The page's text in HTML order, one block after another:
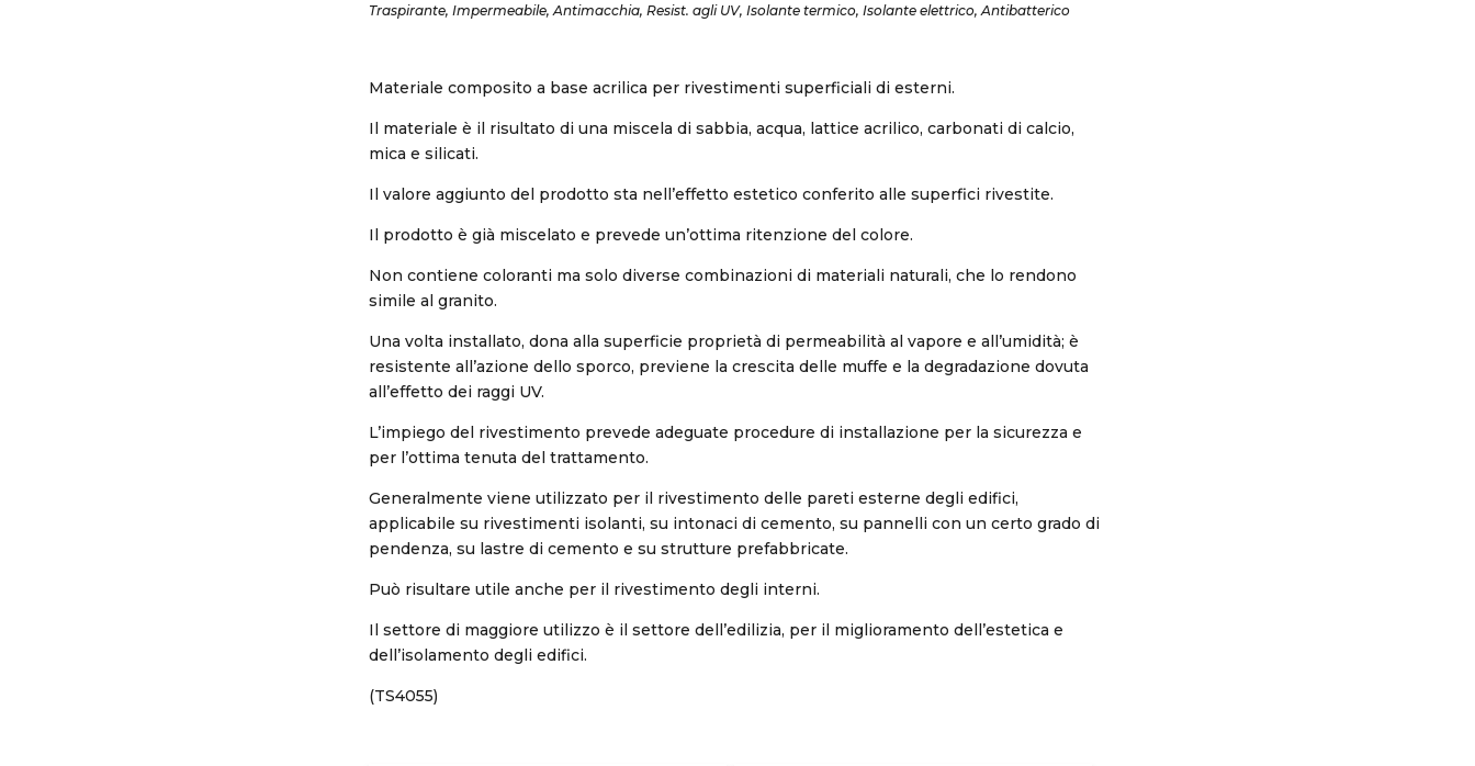
Traspirante, Impermeabile, Antimacchia, Resist. agli UV, Isolante termico, Isolante elettrico, Antibatterico
Materiale composito a base acrilica per rivestimenti superficiali di esterni.
Il materiale è il risultato di una miscela di sabbia, acqua, lattice acrilico, carbonati di calcio,
mica e silicati.
Il valore aggiunto del prodotto sta nell’effetto estetico conferito alle superfici rivestite.
Il prodotto è già miscelato e prevede un’ottima ritenzione del colore.
Non contiene coloranti ma solo diverse combinazioni di materiali naturali, che lo rendono
simile al granito.
Una volta installato, dona alla superficie proprietà di permeabilità al vapore e all’umidità; è
resistente all’azione dello sporco, previene la crescita delle muffe e la degradazione dovuta
all’effetto dei raggi UV.
L’impiego del rivestimento prevede adeguate procedure di installazione per la sicurezza e
per l’ottima tenuta del trattamento.
Generalmente viene utilizzato per il rivestimento delle pareti esterne degli edifici,
applicabile su rivestimenti isolanti, su intonaci di cemento, su pannelli con un certo grado di
pendenza, su lastre di cemento e su strutture prefabbricate.
Può risultare utile anche per il rivestimento degli interni.
Il settore di maggiore utilizzo è il settore dell’edilizia, per il miglioramento dell’estetica e
dell’isolamento degli edifici.
(TS4055)